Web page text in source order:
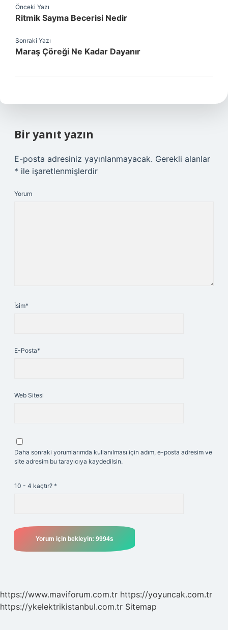
Önceki Yazı
Ritmik Sayma Becerisi Nedir
Sonraki Yazı
Maraş Çöreği Ne Kadar Dayanır
Bir yanıt yazın
E-posta adresiniz yayınlanmayacak. Gerekli alanlar
* ile işaretlenmişlerdir
Yorum
İsim*
E-Posta*
Web Sitesi
Daha sonraki yorumlarımda kullanılması için adım, e-posta adresim ve
site adresim bu tarayıcıya kaydedilsin.
10 - 4 kaçtır? *
https://www.maviforum.com.tr https://yoyuncak.com.tr
https://ykelektrikistanbul.com.tr Sitemap